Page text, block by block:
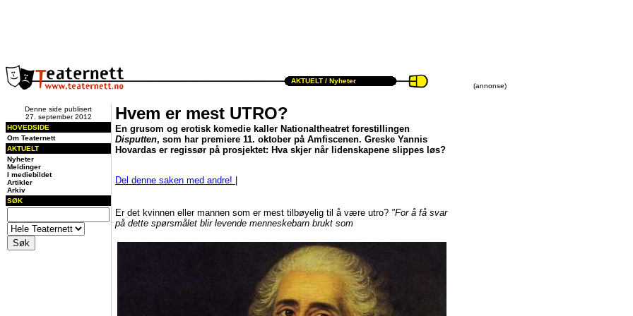
AKTUELT / Nyheter
(annonse)
Denne side publisert
27. september 2012
HOVEDSIDE
Om Teaternett
AKTUELT
Nyheter
Meldinger
I mediebildet
Artikler
Arkiv
SØK
Hvem er mest UTRO?
En grusom og erotisk komedie kaller Nationaltheatret forestillingen
Disputten, som har premiere 11. oktober på Amfiscenen. Greske Yannis
Hovardas er regissør på prosjektet: Hva skjer når lidenskapene slippes løs?
Del denne saken med andre!
Er det kvinnen eller mannen som er mest tilbøyelig til å være utro? "For å få svar
på dette spørsmålet blir levende menneskebarn brukt som